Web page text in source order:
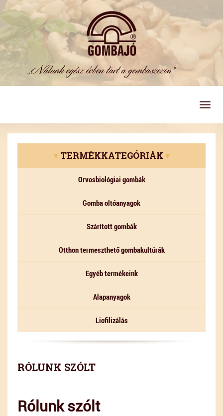
▾TERMÉKKATEGÓRIÁK ▾
Orvosbiológiai gombák
Gomba oltóanyagok
Szárított gombák
Otthon termeszthető gombakultúrák
Egyéb termékeink
Alapanyagok
Liofilizálás
RÓLUNK SZÓLT
Rólunk szólt